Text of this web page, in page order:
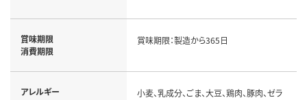
賞味期限
消費期限
賞味期限：製造から365日
アレルギー
小麦、乳成分、ごま、大豆、鶏肉、豚肉、ゼラ